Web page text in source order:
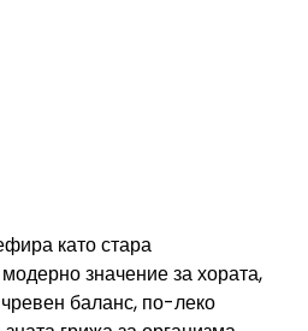
като стара
значение за хората,
баланс, по-леко